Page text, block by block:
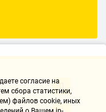
согласие на
сбора статистики,
файлов cookie, иных